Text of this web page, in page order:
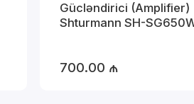
Gücləndirici (Amplifier)
Shturmann SH-
700.00 ₼